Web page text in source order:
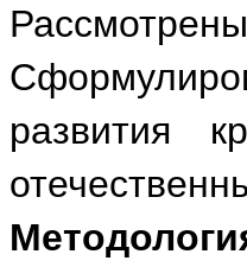
развития